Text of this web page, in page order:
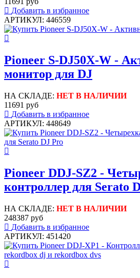
Добавить в избранное
АРТИКУЛ: 446559
Pioneer S-DJ50X-W -
монитор для DJ
НА СКЛАДЕ: НЕТ В НАЛИЧИИ
11691 руб
Добавить в избранное
АРТИКУЛ: 448649
Pioneer DDJ-SZ2 -
контроллер для Serato
НА СКЛАДЕ: НЕТ В НАЛИЧИИ
248387 руб
Добавить в избранное
АРТИКУЛ: 451420